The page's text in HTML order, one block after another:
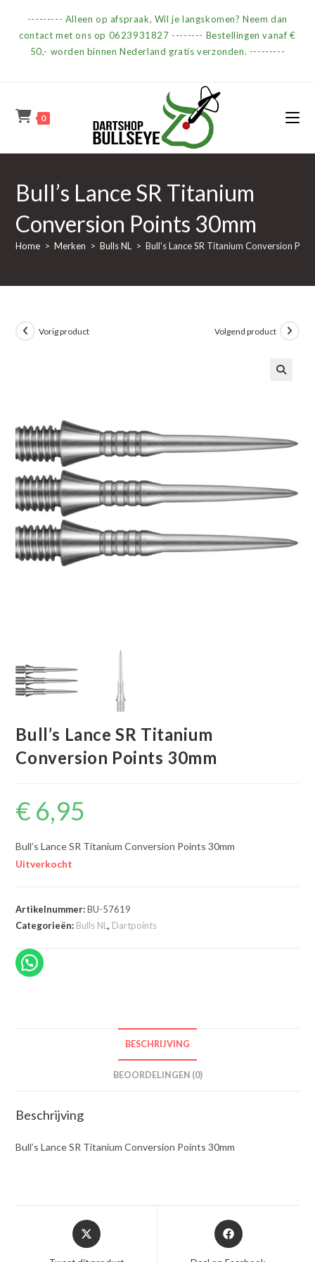
--------- Alleen op afspraak, Wil je langskomen? Neem dan
contact met ons op 0623931827 -------- Bestellingen vanaf €
50,- worden binnen Nederland gratis verzonden. ---------
0
Bull’s Lance SR Titanium
Conversion Points 30mm
Home > Merken > Bulls NL > Bull’s Lance SR Titanium Conversion
Vorig product Volgend product
Bull’s Lance SR Titanium
Conversion Points 30mm
€ 6,95
Bull’s Lance SR Titanium Conversion Points 30mm
Uitverkocht
Artikelnummer:BU-57619
Categorieën: Bulls NL, Dartpoints
BESCHRIJVING
BEOORDELINGEN (0)
Beschrijving
Bull’s Lance SR Titanium Conversion Points 30mm
Opent
in
Opent
in